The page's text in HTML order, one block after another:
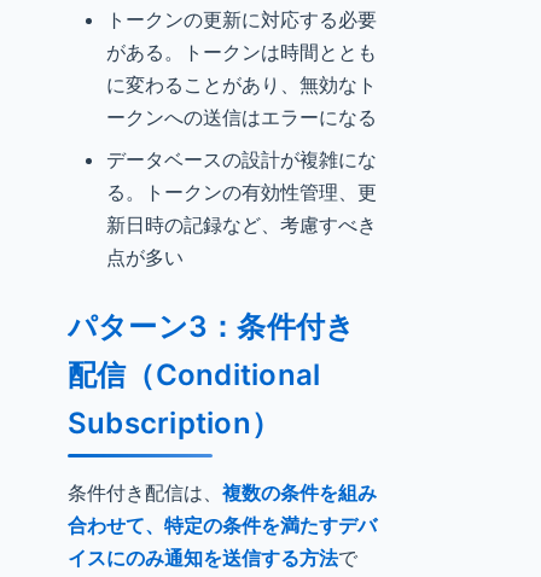
トークンの更新に対応する必要
がある。トークンは時間ととも
に変わることがあり、無効なト
ークンへの送信はエラーになる
データベースの設計が複雑にな
る。トークンの有効性管理、更
新日時の記録など、考慮すべき
点が多い
パターン3：条件付き
配信（Conditional
Subscription）
条件付き配信は、 複数の条件を組み
合わせて、特定の条件を満たすデバ
イスにのみ通知を送信する方法で